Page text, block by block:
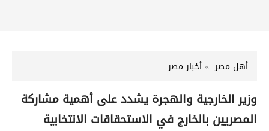
أهل مصر أخبار مصر
وزير الخارجية والهجرة يشدد على أهمية مشاركة
المصريين بالخارج في الاستحقاقات الانتخابية